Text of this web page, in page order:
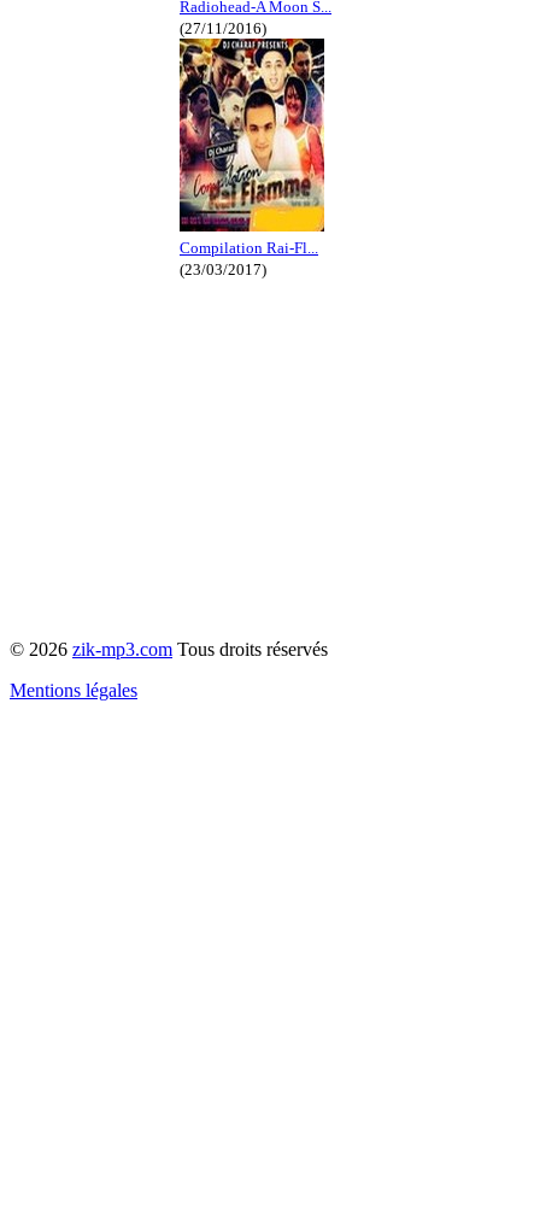
Radiohead-A Moon S...
(27/11/2016)
Compilation Rai-Fl...
(23/03/2017)
© 2026 zik-mp3.com Tous droits réservés
Mentions légales